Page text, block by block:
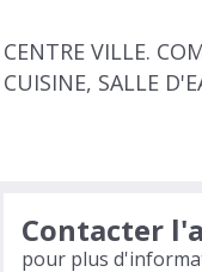
CENTRE VILLE.
CUISINE, SALLE
Contacter
pour plus